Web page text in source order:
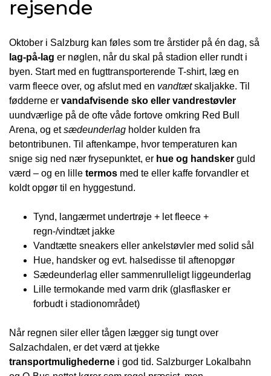
rejsende
Oktober i Salzburg kan føles som tre årstider på én dag, så
lag-på-lag er nøglen, når du skal på stadion eller rundt i
byen. Start med en fugttransporterende T-shirt, læg en
varm fleece over, og afslut med en vandtætskaljakke. Til
fødderne er vandafvisende sko eller vandrestøvler
uundværlige på de ofte våde fortove omkring Red Bull
Arena, og etsædeunderlag holder kulden fra
betontribunen. Til aftenkampe, hvor temperaturen kan
snige sig ned nær frysepunktet, er hue og handsker guld
værd – og en lille termos med te eller kaffe forvandler et
koldt opgør til en hyggestund.
Tynd, langærmet undertrøje + let fleece +
regn-/vindtæt jakke
Vandtætte sneakers eller ankelstøvler med solid sål
Hue, handsker og evt. halsedisse til aftenopgør
Sædeunderlag eller sammenrulleligt liggeunderlag
Lille termokande med varm drik (glasflasker er
forbudt i stadionområdet)
Når regnen siler eller tågen lægger sig tungt over
Salzachdalen, er det værd at tjekke
transportmulighederne i god tid. Salzburger Lokalbahn